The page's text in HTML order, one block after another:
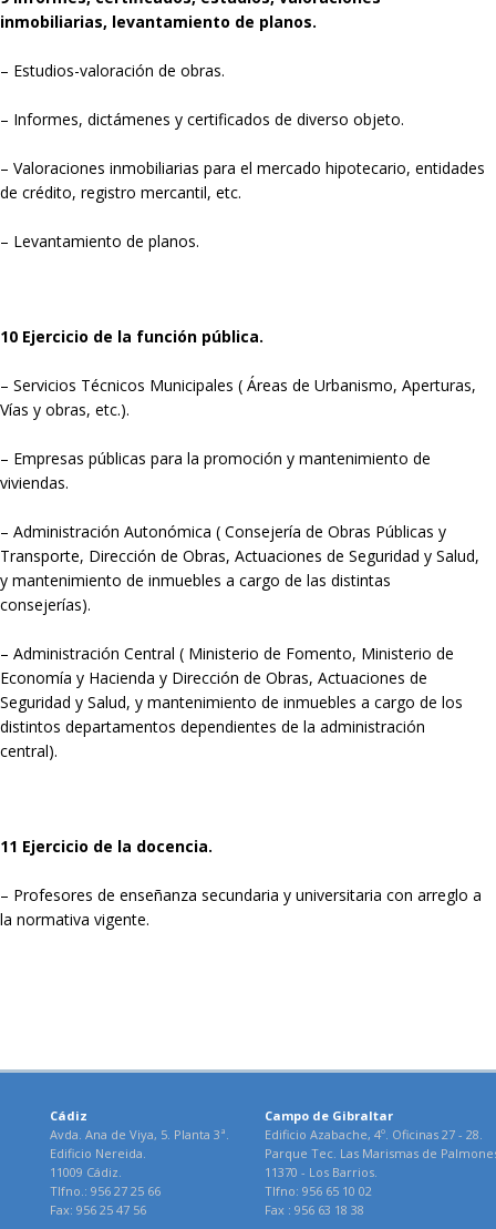
inmobiliarias, levantamiento de planos.
– Estudios-valoración de obras.
– Informes, dictámenes y certificados de diverso objeto.
– Valoraciones inmobiliarias para el mercado hipotecario, entidades
de crédito, registro mercantil, etc.
– Levantamiento de planos.
10 Ejercicio de la función pública.
– Servicios Técnicos Municipales ( Áreas de Urbanismo, Aperturas,
Vías y obras, etc.).
– Empresas públicas para la promoción y mantenimiento de
viviendas.
– Administración Autonómica ( Consejería de Obras Públicas y
Transporte, Dirección de Obras, Actuaciones de Seguridad y Salud,
y mantenimiento de inmuebles a cargo de las distintas
consejerías).
– Administración Central ( Ministerio de Fomento, Ministerio de
Economía y Hacienda y Dirección de Obras, Actuaciones de
Seguridad y Salud, y mantenimiento de inmuebles a cargo de los
distintos departamentos dependientes de la administración
central).
11 Ejercicio de la docencia.
– Profesores de enseñanza secundaria y universitaria con arreglo a
la normativa vigente.
Cádiz
Avda. Ana de Viya, 5. Planta 3ª.
Edificio Nereida.
11009 Cádiz.
Tlfno.: 956 27 25 66
Fax: 956 25 47 56
Campo de Gibraltar
Edificio Azabache, 4º. Oficinas 27 - 28.
Parque Tec. Las Marismas de
11370 - Los Barrios.
Tlfno: 956 65 10 02
Fax : 956 63 18 38